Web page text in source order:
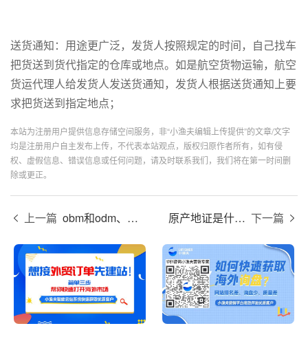
送货通知：用途更广泛，发货人按照规定的时间，自己找车
把货送到货代指定的仓库或地点。如是航空货物运输，航空
货运代理人给发货人发送货通知，发货人根据送货通知上要
求把货送到指定地点；
本站为注册用户提供信息存储空间服务，非“小渔夫编辑上传提供”的文章/文字
均是注册用户自主发布上传，不代表本站观点，版权归原作者所有，如有侵
权、虚假信息、错误信息或任何问题，请及时联系我们，我们将在第一时间删
除或更正。
上一篇 obm和odm、oem的区别 原产地证是什么？ 下一篇